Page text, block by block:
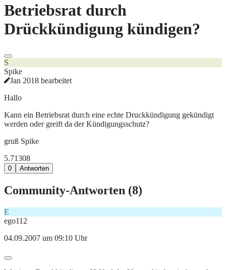
Betriebsrat durch
Drückkündigung kündigen?
S
Spike
Jan 2018 bearbeitet
Hallo
Kann ein Betriebsrat durch eine echte Druckkündigung gekündigt
werden oder greift da der Kündigungsschutz?
gruß Spike
5.71308
0 Antworten
Community-Antworten (8)
E
ego112
04.09.2007 um 09:10 Uhr